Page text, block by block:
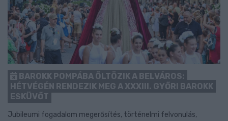
BAROKK POMPÁBA ÖLTÖZIK A BELVÁROS:
HÉTVÉGÉN RENDEZIK MEG A XXXIII. GYŐRI BAROKK
ESKÜVŐT
Jubileumi fogadalom megerősítés, történelmi felvonulás,